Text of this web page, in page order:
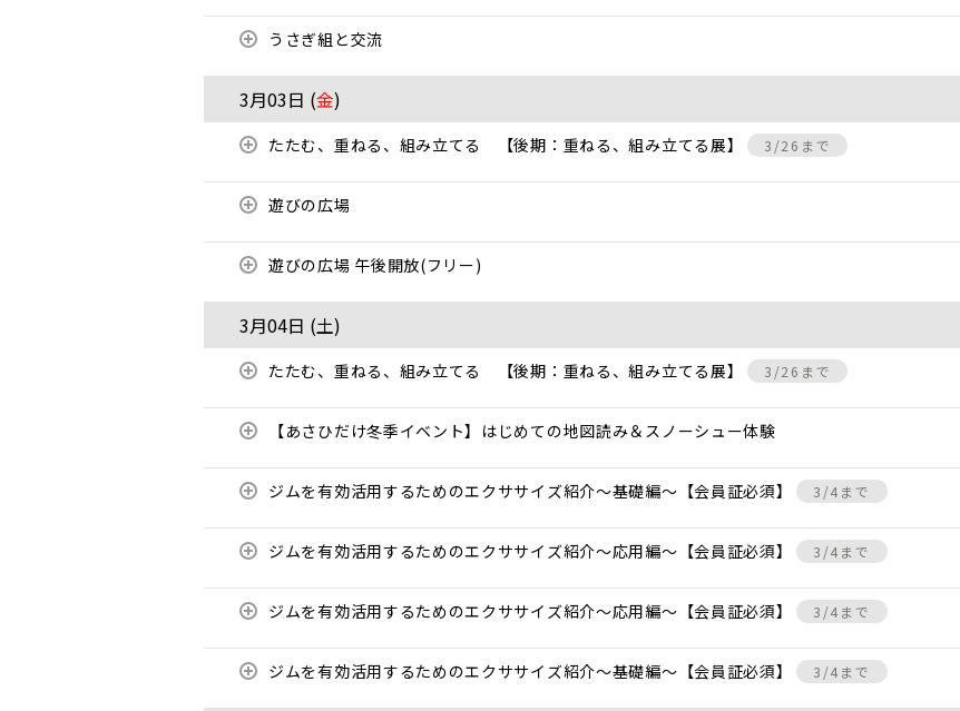
うさぎ組と交流
3月03日 (金)
たたむ、重ねる、組み立てる 【後期：重ねる、組み立てる展】 3/26まで
遊びの広場
遊びの広場 午後開放(フリー)
3月04日 (土)
たたむ、重ねる、組み立てる 【後期：重ねる、組み立てる展】 3/26まで
【あさひだけ冬季イベント】はじめての地図読み＆スノーシュー体験
ジムを有効活用するためのエクササイズ紹介〜基礎編〜【会員証必須】 3/4まで
ジムを有効活用するためのエクササイズ紹介〜応用編〜【会員証必須】 3/4まで
ジムを有効活用するためのエクササイズ紹介〜応用編〜【会員証必須】 3/4まで
ジムを有効活用するためのエクササイズ紹介〜基礎編〜【会員証必須】 3/4まで